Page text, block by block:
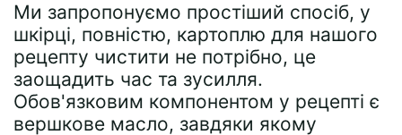
Ми запропонуємо простіший спосіб, у
шкірці, повністю, картоплю для нашого
рецепту чистити не потрібно, це
заощадить час та зусилля.
Обов'язковим компонентом у рецепті є
вершкове масло, завдяки якому